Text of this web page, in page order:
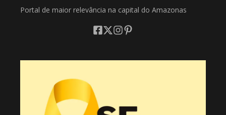
Portal de maior relevância na capital do Amazonas